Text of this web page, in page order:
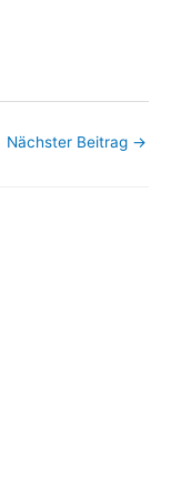
Nächster Beitrag →